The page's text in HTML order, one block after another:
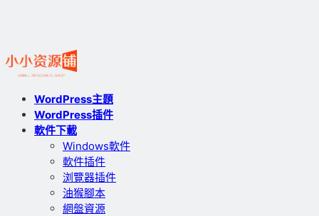
WordPress主題
WordPress插件
軟件下載
Windows軟件
軟件插件
浏覽器插件
油猴腳本
網盤資源